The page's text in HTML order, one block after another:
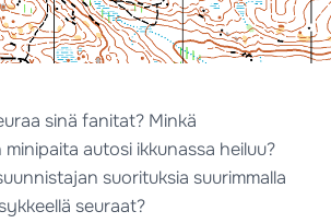
sinä fanitat? Minkä
autosi ikkunassa heiluu?
suorituksia suurimmalla
seuraat?